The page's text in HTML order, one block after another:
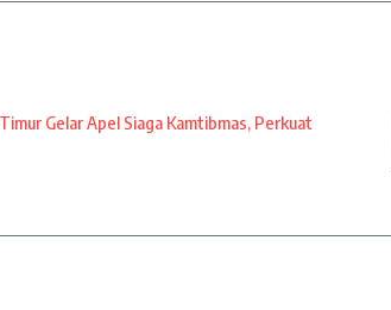
Gelar Apel Siaga Kamtibmas, Perkuat